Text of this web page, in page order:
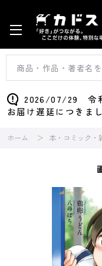
2026/07/29 令
お届け遅延につきま
ホーム 本・コミック・